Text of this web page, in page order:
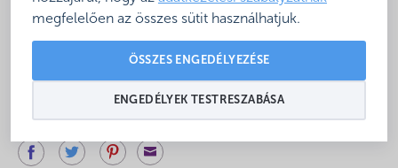
megfelelően az összes sütit használhatjuk.
ÖSSZES ENGEDÉLYEZÉSE
ENGEDÉLYEK TESTRESZABÁSA
Gotthárd-Therm Kft. álláshirdetés – Műszaki vezető –
2024_április